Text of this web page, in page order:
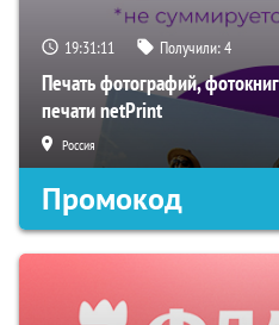
19:31:10 Получили:4
Печать фотографий,
печати netPrint
Россия
Промокод